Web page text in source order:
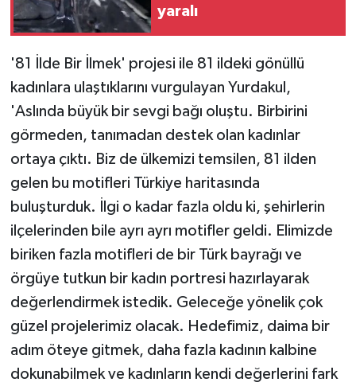
yaralı
'81 İlde Bir İlmek' projesi ile 81 ildeki gönüllü
kadınlara ulaştıklarını vurgulayan Yurdakul,
'Aslında büyük bir sevgi bağı oluştu. Birbirini
görmeden, tanımadan destek olan kadınlar
ortaya çıktı. Biz de ülkemizi temsilen, 81 ilden
gelen bu motifleri Türkiye haritasında
buluşturduk. İlgi o kadar fazla oldu ki, şehirlerin
ilçelerinden bile ayrı ayrı motifler geldi. Elimizde
biriken fazla motifleri de bir Türk bayrağı ve
örgüye tutkun bir kadın portresi hazırlayarak
değerlendirmek istedik. Geleceğe yönelik çok
güzel projelerimiz olacak. Hedefimiz, daima bir
adım öteye gitmek, daha fazla kadının kalbine
dokunabilmek ve kadınların kendi değerlerini fark